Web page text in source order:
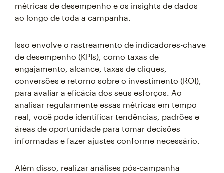
métricas de desempenho e os insights de dados
ao longo de toda a campanha.
Isso envolve o rastreamento de indicadores-chave
de desempenho (KPIs), como taxas de
engajamento, alcance, taxas de cliques,
conversões e retorno sobre o investimento (ROI),
para avaliar a eficácia dos seus esforços. Ao
analisar regularmente essas métricas em tempo
real, você pode identificar tendências, padrões e
áreas de oportunidade para tomar decisões
informadas e fazer ajustes conforme necessário.
Além disso, realizar análises pós-campanha